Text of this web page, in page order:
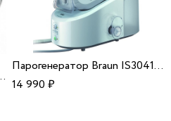
SV7111E0
Парогенератор Braun IS3041WH
14 990₽